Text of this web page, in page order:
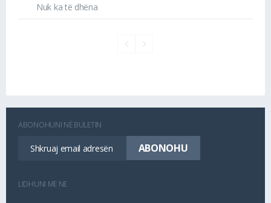
Nuk ka të dhëna
ABONOHUNI NË BULETIN
LIDHUNI ME NE